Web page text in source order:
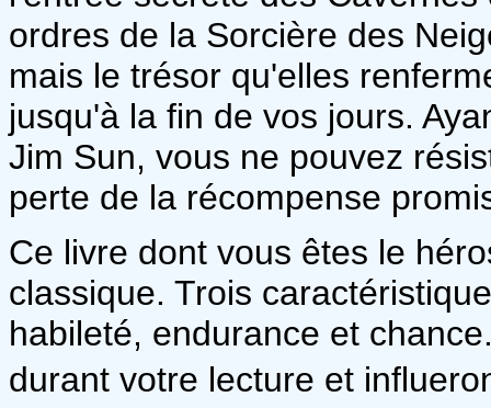
ordres de la Sorcière des
mais le trésor qu'elles
jusqu'à la fin de vos jours.
Jim Sun, vous ne pouvez
perte de la récompense
Ce livre dont vous êtes le
classique. Trois
habileté, endurance et
durant votre lecture et